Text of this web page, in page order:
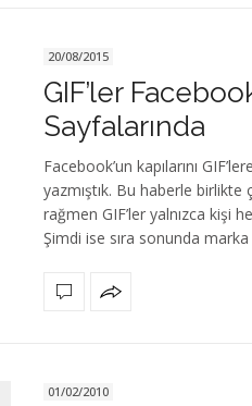
20/08/2015
GIF’ler
Sayfalarında
Facebook’un kapılarını
yazmıştık. Bu haberle birlikte
rağmen GIF’ler yalnızca kişi
Şimdi ise sıra sonunda
01/02/2010